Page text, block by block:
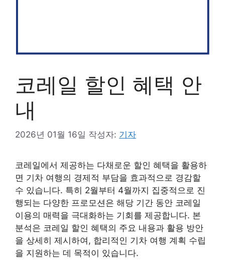
코레일 할인 혜택 안
내
2026년 01월 16일 작성자: 기자
코레일에서 제공하는 다채로운 할인 혜택을 활용하
면 기차 여행의 경제적 부담을 효과적으로 경감할
수 있습니다. 특히 2월부터 4월까지 집중적으로 진
행되는 다양한 프로모션은 해당 기간 동안 코레일
이용의 매력을 극대화하는 기회를 제공합니다. 본
분석은 코레일 할인 혜택의 주요 내용과 활용 방안
을 상세히 제시하여, 합리적인 기차 여행 계획 수립
을 지원하는 데 목적이 있습니다.